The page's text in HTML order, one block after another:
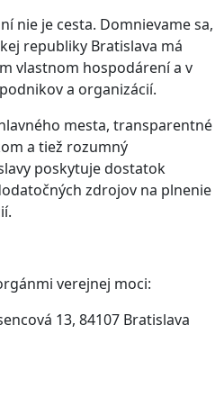
nie je cesta. Domnievame sa,
republiky Bratislava má
vlastnom hospodárení a v
a organizácií.
mesta, transparentné
a tiež rozumný
poskytuje dostatok
zdrojov na plnenie
verejnej moci:
13, 84107 Bratislava